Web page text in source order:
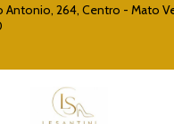
Antonio, 264, Centro - Mato